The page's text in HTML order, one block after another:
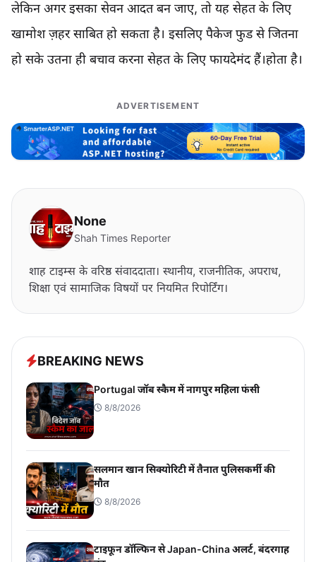
लेकिन अगर इसका सेवन आदत बन जाए, तो यह सेहत के लिए
खामोश ज़हर साबित हो सकता है। इसलिए पैकेज फुड से जितना
हो सके उतना ही बचाव करना सेहत के लिए फायदेमंद हैं।होता है।
ADVERTISEMENT
None
Shah Times Reporter
शाह टाइम्स के वरिष्ठ संवाददाता। स्थानीय, राजनीतिक, अपराध,
शिक्षा एवं सामाजिक विषयों पर नियमित रिपोर्टिंग।
BREAKING NEWS
Portugal जॉब स्कैम में नागपुर महिला फंसी
8/8/2026
सलमान खान सिक्योरिटी में तैनात पुलिसकर्मी की
मौत
8/8/2026
टाइफून डॉल्फिन से Japan-China अलर्ट, बंदरगाह